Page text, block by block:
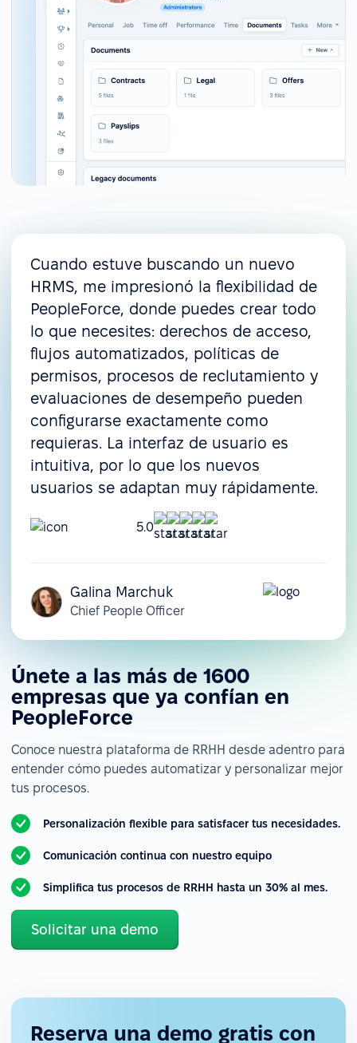
Cuando estuve buscando un nuevo
HRMS, me impresionó la flexibilidad de
PeopleForce, donde puedes crear todo
lo que necesites: derechos de acceso,
flujos automatizados, políticas de
permisos, procesos de reclutamiento y
evaluaciones de desempeño pueden
configurarse exactamente como
requieras. La interfaz de usuario es
intuitiva, por lo que los nuevos
usuarios se adaptan muy rápidamente.
5.0
Galina Marchuk
Chief People Officer
Únete a las más de 1600
empresas que ya confían en
PeopleForce
Conoce nuestra plataforma de RRHH desde adentro para
entender cómo puedes automatizar y personalizar mejor
tus procesos.
Personalización flexible para satisfacer tus necesidades.
Comunicación continua con nuestro equipo
Simplifica tus procesos de RRHH hasta un 30% al mes.
Solicitar una demo
Reserva una demo gratis con